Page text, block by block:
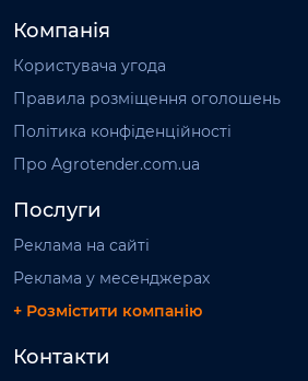
Компанія
Користувача угода
Правила розміщення оголошень
Політика конфіденційності
Про Agrotender.com.ua
Послуги
Реклама на сайті
Реклама у месенджерах
+ Розмістити компанію
Контакти